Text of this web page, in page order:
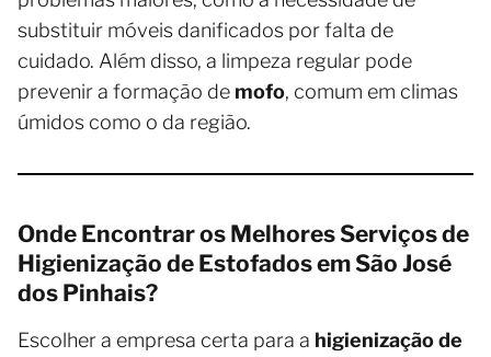
substituir móveis danificados por falta de
cuidado. Além disso, a limpeza regular pode
prevenir a formação de mofo, comum em climas
úmidos como o da região.
Onde Encontrar os Melhores Serviços de
Higienização de Estofados em São José
dos Pinhais?
Escolher a empresa certa para a higienização de